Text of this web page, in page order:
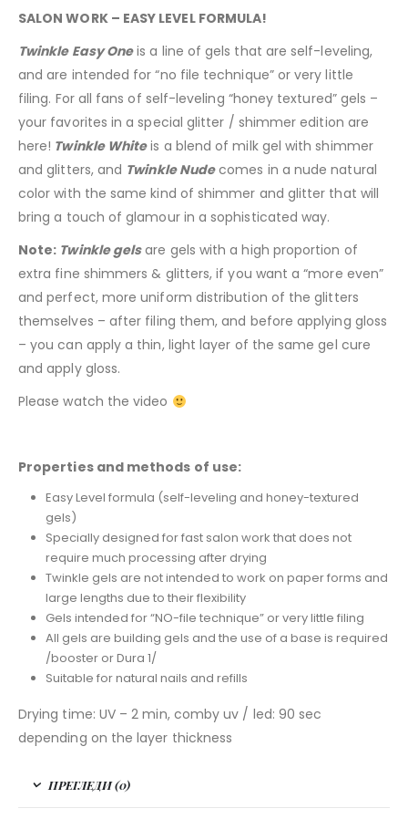
SALON WORK – EASY LEVEL FORMULA!
Twinkle Easy Oneis a line of gels that are self-leveling,
and are intended for “no file technique” or very little
filing. For all fans of self-leveling “honey textured” gels –
your favorites in a special glitter / shimmer edition are
here! Twinkle Whiteis a blend of milk gel with shimmer
and glitters, and Twinkle Nudecomes in a nude natural
color with the same kind of shimmer and glitter that will
bring a touch of glamour in a sophisticated way.
Note: Twinkle gelsare gels with a high proportion of
extra fine shimmers & glitters, if you want a “more even”
and perfect, more uniform distribution of the glitters
themselves – after filing them, and before applying gloss
– you can apply a thin, light layer of the same gel cure
and apply gloss.
Please watch the video
Properties and methods of use:
Easy Level formula (self-leveling and honey-textured
gels)
Specially designed for fast salon work that does not
require much processing after drying
Twinkle gels are not intended to work on paper forms and
large lengths due to their flexibility
Gels intended for “NO-file technique” or very little filing
All gels are building gels and the use of a base is required
/booster or Dura 1/
Suitable for natural nails and refills
Drying time: UV – 2 min, comby uv / led: 90 sec
depending on the layer thickness
ПРЕГЛЕДИ (0)